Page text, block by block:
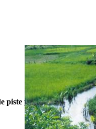
piste pour la population